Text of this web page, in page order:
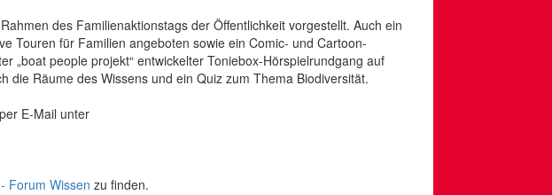
des Familienaktionstags der Öffentlichkeit vorgestellt. Auch ein
Touren für Familien angeboten sowie ein Comic- und Cartoon-
„boat people projekt“ entwickelter Toniebox-Hörspielrundgang auf
die Räume des Wissens und ein Quiz zum Thema Biodiversität.
E-Mail unter
Forum Wissen zu finden.